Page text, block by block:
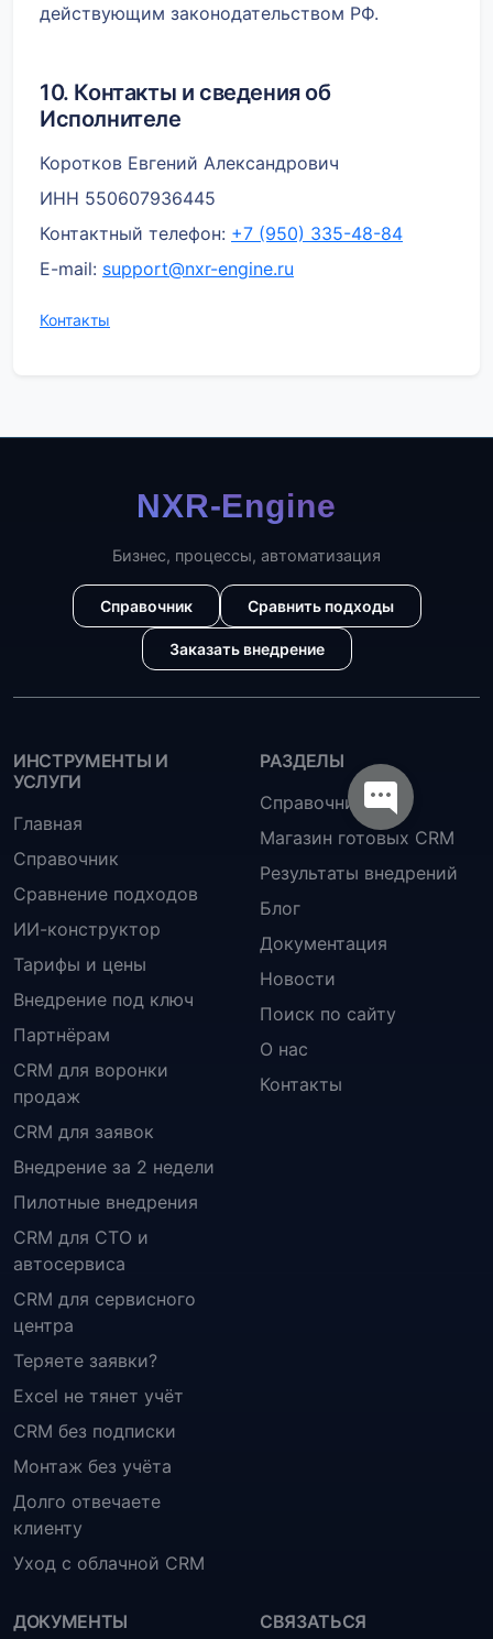
действующим законодательством РФ.
10. Контакты и сведения об
Исполнителе
Коротков Евгений Александрович
ИНН 550607936445
Контактный телефон: +7 (950) 335-48-84
E-mail: support@nxr-engine.ru
Контакты
Бизнес, процессы, автоматизация
Справочник Сравнить подходы
Заказать внедрение
ИНСТРУМЕНТЫ И
УСЛУГИ
Главная
Справочник
Сравнение подходов
ИИ-конструктор
Тарифы и цены
Внедрение под ключ
Партнёрам
CRM для воронки
продаж
CRM для заявок
Внедрение за 2 недели
Пилотные внедрения
CRM для СТО и
автосервиса
CRM для сервисного
центра
Теряете заявки?
Excel не тянет учёт
CRM без подписки
Монтаж без учёта
Долго отвечаете
клиенту
Уход с облачной CRM
РАЗДЕЛЫ
Справочник
Магазин готовых CRM
Результаты внедрений
Блог
Документация
Новости
Поиск по сайту
О нас
Контакты
ДОКУМЕНТЫ СВЯЗАТЬСЯ